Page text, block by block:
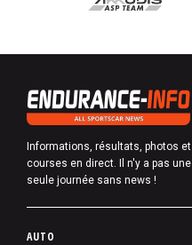
Informations, résultats, photos et
courses en direct. Il n'y a pas une
seule journée sans news !
P
AUTO